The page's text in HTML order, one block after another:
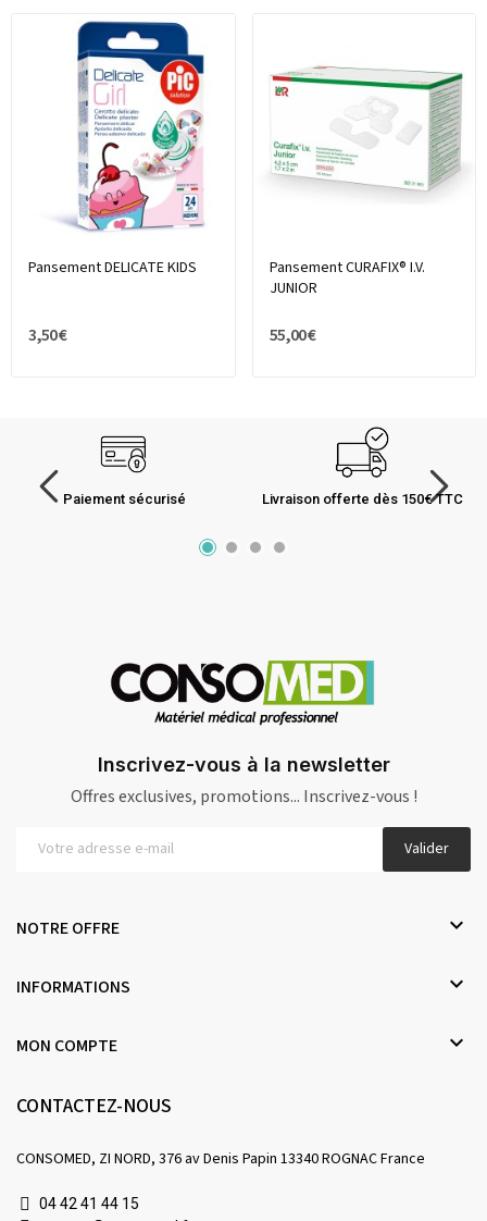
Pansement DELICATE KIDS
3,50 €
Pansement CURAFIX® I.V.
JUNIOR
55,00 €
Paiement sécurisé Livraison offerte dès 150€ TTC
Inscrivez-vous à la newsletter
Offres exclusives, promotions... Inscrivez-vous !
Valider
NOTRE OFFRE 
INFORMATIONS 
MON COMPTE 
CONTACTEZ-NOUS
CONSOMED, ZI NORD, 376 av Denis Papin 13340 ROGNAC France
04 42 41 44 15